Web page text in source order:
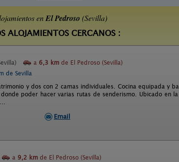
enEl Pedroso (Sevilla)
ALOJAMIENTOS CERCANOS :
a 6,3 km de El Pedroso (Sevilla)
de Sevilla
y dos con 2 camas individuales. Cocina equipada y
poder hacer varias rutas de senderismo. Ubicado en la
Email
a 9,2 km de El Pedroso (Sevilla)